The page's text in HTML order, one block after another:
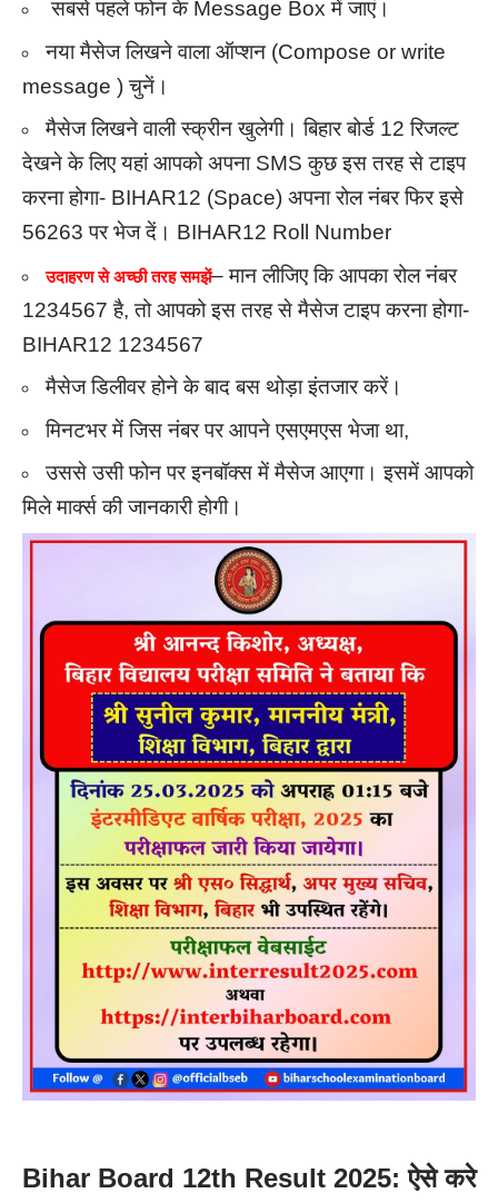
सबसे पहले फोन के Message Box में जाएं।
नया मैसेज लिखने वाला ऑप्शन (Compose or write
message ) चुनें।
मैसेज लिखने वाली स्क्रीन खुलेगी। बिहार बोर्ड 12 रिजल्ट
देखने के लिए यहां आपको अपना SMS कुछ इस तरह से टाइप
करना होगा- BIHAR12 (Space) अपना रोल नंबर फिर इसे
56263 पर भेज दें। BIHAR12 Roll Number
उदाहरण से अच्छी तरह समझें– मान लीजिए कि आपका रोल नंबर
1234567 है, तो आपको इस तरह से मैसेज टाइप करना होगा-
BIHAR12 1234567
मैसेज डिलीवर होने के बाद बस थोड़ा इंतजार करें।
मिनटभर में जिस नंबर पर आपने एसएमएस भेजा था,
उससे उसी फोन पर इनबॉक्स में मैसेज आएगा। इसमें आपको
मिले मार्क्स की जानकारी होगी।
Bihar Board 12th Result 2025: ऐसे करे